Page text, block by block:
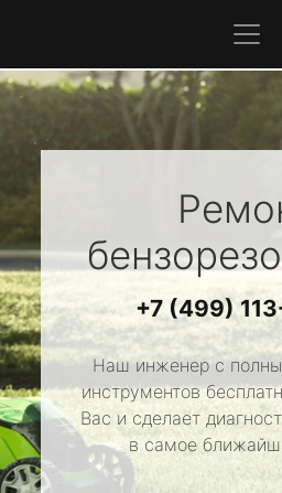
+7 (499)
Наш инженер с
инструментов
Вас и сделает
в самое